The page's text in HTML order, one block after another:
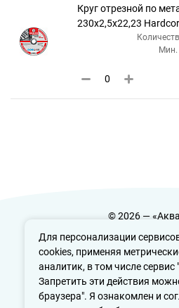
Для персонализации
cookies, применяя
аналитик, в том числе
Запретить эти действия
браузера". Я ознакомлен и
Круг отрезной по
230х2,5х22,23
Мин.
© 2026 —
Политика